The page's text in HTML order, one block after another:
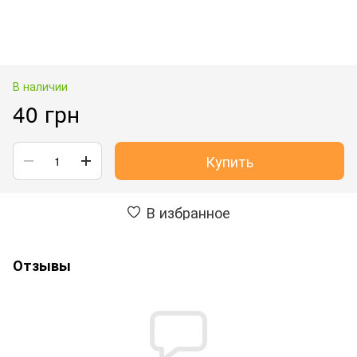
В наличии
40 грн
Купить
В избранное
Отзывы